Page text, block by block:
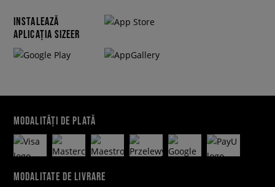
INSTALEAZĂ
APLICAȚIA SIZEER
MODALITĂȚI DE PLATĂ
MODALITATE DE LIVRARE